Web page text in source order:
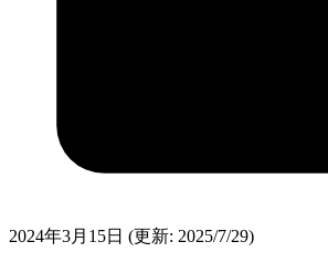
2024年3月15日 (更新: 2025/7/29)